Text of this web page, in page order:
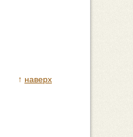
↑ наверх